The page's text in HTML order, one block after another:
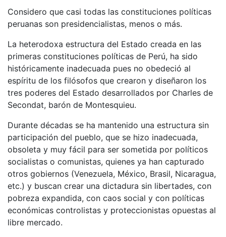
Considero que casi todas las constituciones políticas
peruanas son presidencialistas, menos o más.
La heterodoxa estructura del Estado creada en las
primeras constituciones políticas de Perú, ha sido
históricamente inadecuada pues no obedeció al
espíritu de los filósofos que crearon y diseñaron los
tres poderes del Estado desarrollados por Charles de
Secondat, barón de Montesquieu.
Durante décadas se ha mantenido una estructura sin
participación del pueblo, que se hizo inadecuada,
obsoleta y muy fácil para ser sometida por políticos
socialistas o comunistas, quienes ya han capturado
otros gobiernos (Venezuela, México, Brasil, Nicaragua,
etc.) y buscan crear una dictadura sin libertades, con
pobreza expandida, con caos social y con políticas
económicas controlistas y proteccionistas opuestas al
libre mercado.